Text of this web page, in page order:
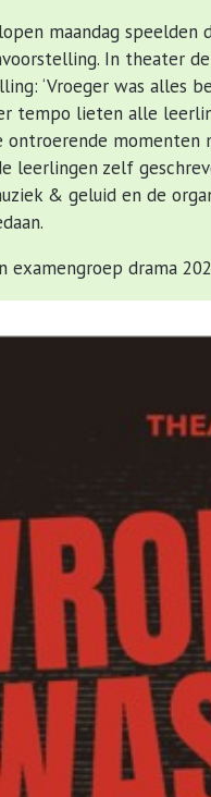
maandag speelden
In theater
‘Vroeger was alles
tempo lieten alle
ontroerende momenten
leerlingen zelf
& geluid en de
examengroep drama